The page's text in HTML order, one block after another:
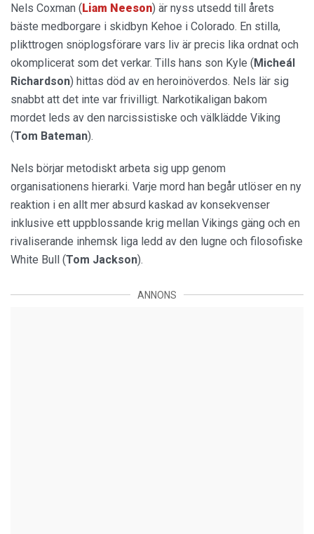
Nels Coxman (Liam Neeson) är nyss utsedd till årets
bäste medborgare i skidbyn Kehoe i Colorado. En stilla,
plikttrogen snöplogsförare vars liv är precis lika ordnat och
okomplicerat som det verkar. Tills hans son Kyle (Micheál
Richardson) hittas död av en heroinöverdos. Nels lär sig
snabbt att det inte var frivilligt. Narkotikaligan bakom
mordet leds av den narcissistiske och välklädde Viking
(Tom Bateman).
Nels börjar metodiskt arbeta sig upp genom
organisationens hierarki. Varje mord han begår utlöser en ny
reaktion i en allt mer absurd kaskad av konsekvenser
inklusive ett uppblossande krig mellan Vikings gäng och en
rivaliserande inhemsk liga ledd av den lugne och filosofiske
White Bull (Tom Jackson).
ANNONS